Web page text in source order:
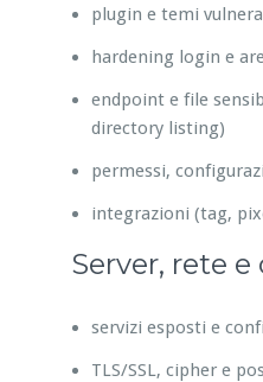
plugin e temi
hardening login e
endpoint e file
directory listing)
permessi,
integrazioni (tag,
Server, rete e
servizi esposti e
TLS/SSL, cipher e